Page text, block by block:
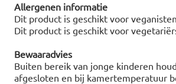
Allergenen informatie
Dit product is geschikt voor
Dit product is geschikt voor
Bewaaradvies
Buiten bereik van jonge kinderen
afgesloten en bij kamertemperatuur